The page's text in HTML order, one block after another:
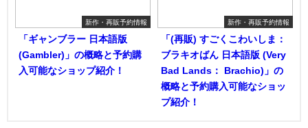
新作・再販予約情報
「ギャンブラー 日本語版
(Gambler)」の概略と予約購
入可能なショップ紹介！
新作・再販予約情報
「(再販) すごくこわいしま：
ブラキオばん 日本語版 (Very
Bad Lands： Brachio)」の
概略と予約購入可能なショッ
プ紹介！